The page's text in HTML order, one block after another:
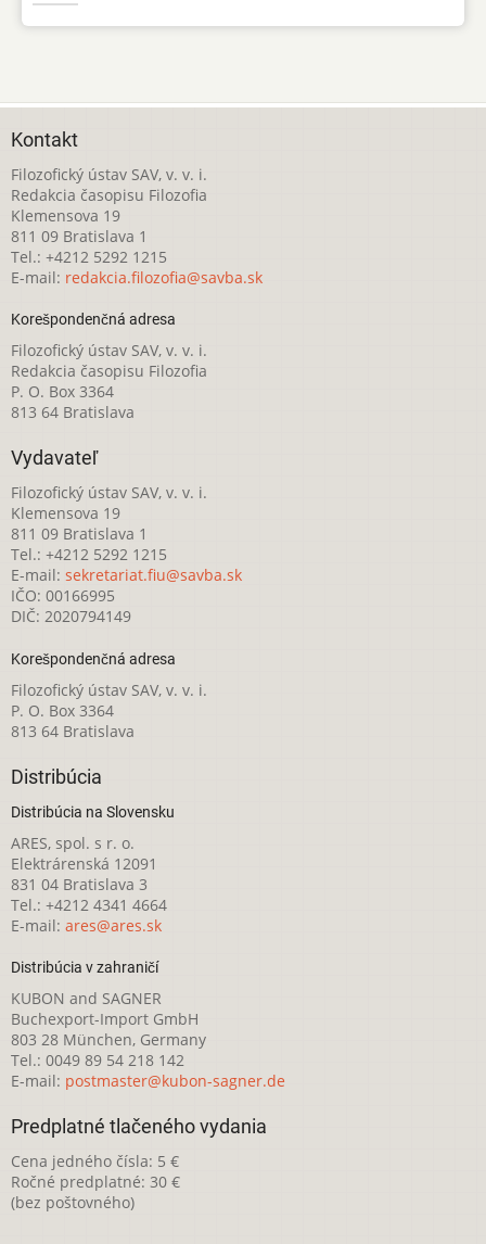
Kontakt
Filozofický ústav SAV, v. v. i.
Redakcia časopisu Filozofia
Klemensova 19
811 09 Bratislava 1
Tel.: +4212 5292 1215
E-mail: redakcia.filozofia@savba.sk
Korešpondenčná adresa
Filozofický ústav SAV, v. v. i.
Redakcia časopisu Filozofia
P. O. Box 3364
813 64 Bratislava
Vydavateľ
Filozofický ústav SAV, v. v. i.
Klemensova 19
811 09 Bratislava 1
Tel.: +4212 5292 1215
E-mail: sekretariat.fiu@savba.sk
IČO: 00166995
DIČ: 2020794149
Korešpondenčná adresa
Filozofický ústav SAV, v. v. i.
P. O. Box 3364
813 64 Bratislava
Distribúcia
Distribúcia na Slovensku
ARES, spol. s r. o.
Elektrárenská 12091
831 04 Bratislava 3
Tel.: +4212 4341 4664
E-mail: ares@ares.sk
Distribúcia v zahraničí
KUBON and SAGNER
Buchexport-Import GmbH
803 28 München, Germany
Tel.: 0049 89 54 218 142
E-mail: postmaster@kubon-sagner.de
Predplatné tlačeného vydania
Cena jedného čísla: 5 €
Ročné predplatné: 30 €
(bez poštovného)